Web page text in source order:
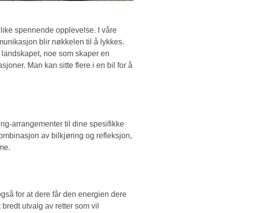
spennende opplevelse. I våre
blir nøkkelen til å lykkes.
noe som skaper en
Man kan sitte flere i en bil for å
arrangementer til dine spesifikke
av bilkjøring og refleksjon,
for at dere får den energien dere
utvalg av retter som vil